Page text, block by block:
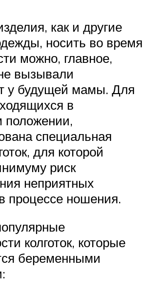
как и другие
носить во время
можно, главное,
вызывали
у будущей мамы. Для
в
положении,
специальная
для которой
риск
неприятных
процессе ношения.
колготок, которые
беременными